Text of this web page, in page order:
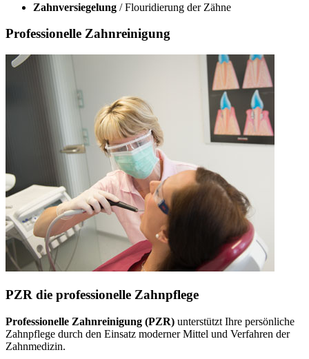
Zahnversiegelung / Flouridierung der Zähne
Professionelle Zahnreinigung
PZR die professionelle Zahnpflege
Professionelle Zahnreinigung (PZR) unterstützt Ihre persönliche
Zahnpflege durch den Einsatz moderner Mittel und Verfahren der
Zahnmedizin.